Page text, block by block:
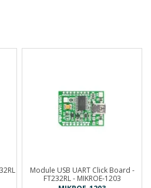
Module USB UART Click Board -
FT232RL - MIKROE-1203